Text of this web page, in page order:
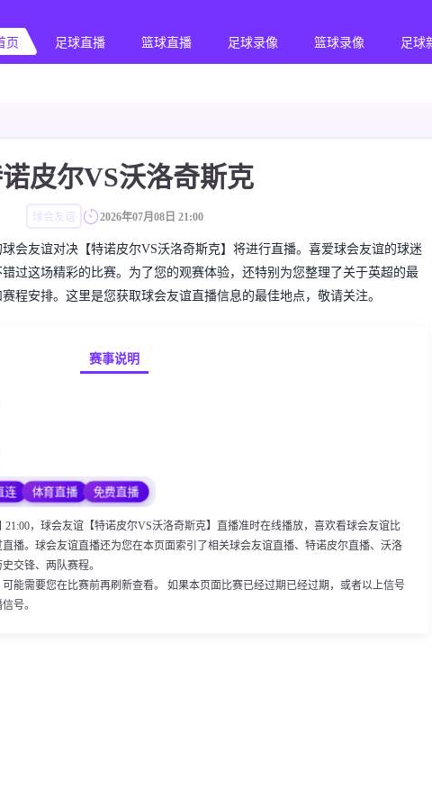
页 足球直播 篮球直播 足球录像 篮球录像 足球
皮尔VS沃洛奇斯克
球会友谊 2026年07月08日 21:00
球会友谊对决【特诺皮尔VS沃洛奇斯克】将进行直播。喜爱球会友谊的球迷
过这场精彩的比赛。为了您的观赛体验，还特别为您整理了关于英超的最
程安排。这里是您获取球会友谊直播信息的最佳地点，敬请关注。
赛事说明
连 体育直播 免费直播
21:00，球会友谊【特诺皮尔VS沃洛奇斯克】直播准时在线播放，喜欢看球会友谊比
播。球会友谊直播还为您在本页面索引了相关球会友谊直播、特诺皮尔直播、沃洛
交锋、两队赛程。
可能需要您在比赛前再刷新查看。 如果本页面比赛已经过期已经过期，或者以上信号
号。